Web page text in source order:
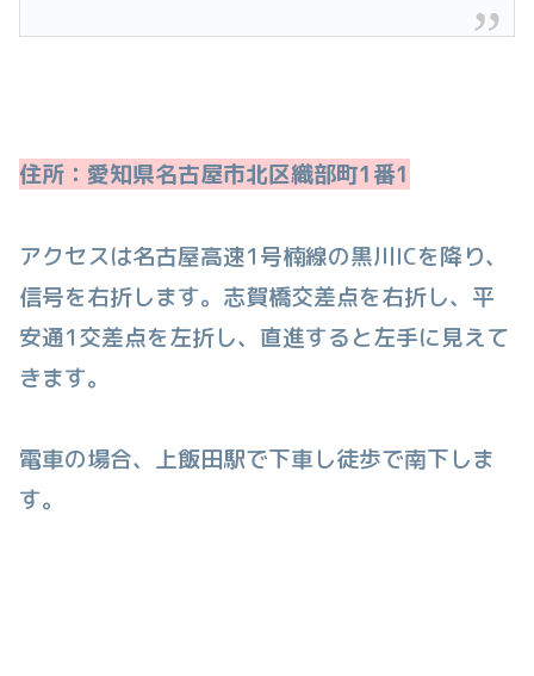
住所：愛知県名古屋市北区織部町1番1
アクセスは名古屋高速1号楠線の黒川ICを降り、
信号を右折します。志賀橋交差点を右折し、平
安通1交差点を左折し、直進すると左手に見えて
きます。
電車の場合、上飯田駅で下車し徒歩で南下しま
す。